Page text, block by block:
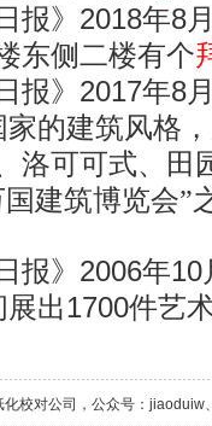
报》 2018年8
东侧二楼有个
报》 2017年8
家的建筑风格
洛可可式、田
建筑博览会”
报》 2006年10
出1700件艺
化校对公司，公众号：